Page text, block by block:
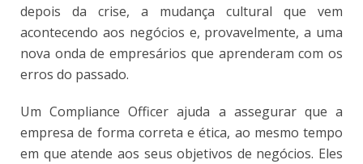
depois da crise, a mudança cultural que vem
acontecendo aos negócios e, provavelmente, a uma
nova onda de empresários que aprenderam com os
erros do passado.
Um Compliance Officer ajuda a assegurar que a
empresa de forma correta e ética, ao mesmo tempo
em que atende aos seus objetivos de negócios. Eles